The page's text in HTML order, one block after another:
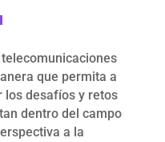
que permita a
desafíos y retos
dentro del campo
a la